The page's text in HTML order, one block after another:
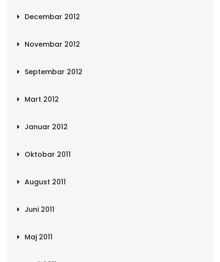
Decembar 2012
Novembar 2012
Septembar 2012
Mart 2012
Januar 2012
Oktobar 2011
August 2011
Juni 2011
Maj 2011